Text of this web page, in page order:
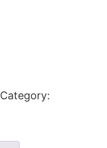
Category: